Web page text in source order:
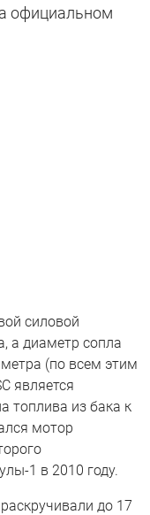
официальном
силовой
а диаметр сопла
(по всем этим
является
топлива из бака к
мотор
1 в 2010 году.
до 17